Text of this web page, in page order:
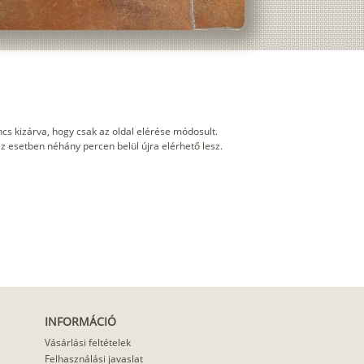
kizárva, hogy csak az oldal elérése módosult.
esetben néhány percen belül újra elérhető lesz.
INFORMÁCIÓ
Vásárlási feltételek
Felhasználási javaslat